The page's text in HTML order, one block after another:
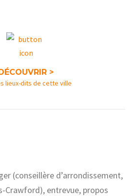
>
lieux-dits de cette ville
(conseillère d’arrondissement,
Crawford), entrevue, propos